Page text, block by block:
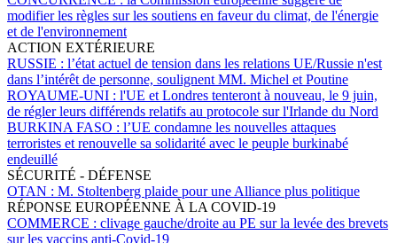
modifier les règles sur les soutiens en faveur du climat, de l'énergie
et de l'environnement
ACTION EXTÉRIEURE
RUSSIE : l’état actuel de tension dans les relations UE/Russie n'est
dans l’intérêt de personne, soulignent MM. Michel et Poutine
ROYAUME-UNI : l'UE et Londres tenteront à nouveau, le 9 juin,
de régler leurs différends relatifs au protocole sur l'Irlande du Nord
BURKINA FASO : l’UE condamne les nouvelles attaques
terroristes et renouvelle sa solidarité avec le peuple burkinabé
endeuillé
SÉCURITÉ - DÉFENSE
OTAN : M. Stoltenberg plaide pour une Alliance plus politique
RÉPONSE EUROPÉENNE À LA COVID-19
COMMERCE : clivage gauche/droite au PE sur la levée des brevets
sur les vaccins anti-Covid-19